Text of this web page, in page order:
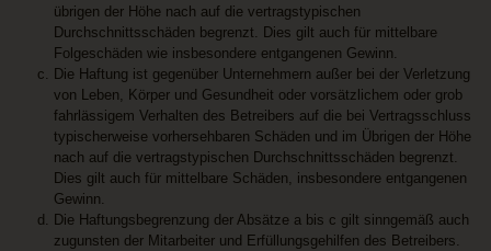
übrigen der Höhe nach auf die vertragstypischen
Durchschnittsschäden begrenzt. Dies gilt auch für mittelbare
Folgeschäden wie insbesondere entgangenen Gewinn.
Die Haftung ist gegenüber Unternehmern außer bei der Verletzung
von Leben, Körper und Gesundheit oder vorsätzlichem oder grob
fahrlässigem Verhalten des Betreibers auf die bei Vertragsschluss
typischerweise vorhersehbaren Schäden und im Übrigen der Höhe
nach auf die vertragstypischen Durchschnittsschäden begrenzt.
Dies gilt auch für mittelbare Schäden, insbesondere entgangenen
Gewinn.
Die Haftungsbegrenzung der Absätze a bis c gilt sinngemäß auch
zugunsten der Mitarbeiter und Erfüllungsgehilfen des Betreibers.